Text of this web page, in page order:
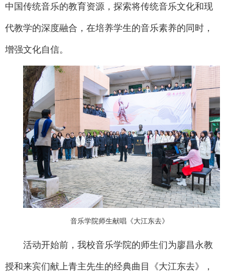
中国传统音乐的教育资源，探索将传统音乐文化和现
代教学的深度融合，在培养学生的音乐素养的同时，
增强文化自信。
音乐学院师生献唱《大江东去》
活动开始前，我校音乐学院的师生们为廖昌永教
授和来宾们献上青主先生的经典曲目《大江东去》，